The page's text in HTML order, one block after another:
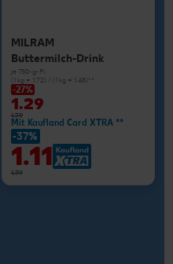
MILRAM
Buttermilch-Drink
je 750-g-Fl.
(1 kg = 1.72) / (1 kg = 1.48)**
-27%
1.29
1.79
Mit Kaufland Card XTRA **
-37%
1.11
1.79